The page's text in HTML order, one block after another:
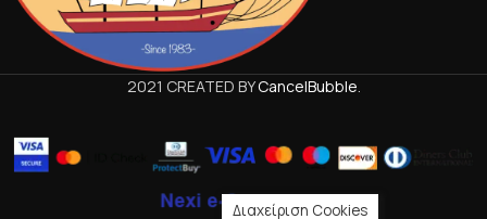
2021 CREATED BYCancelBubble.
Διαχείριση Cookies